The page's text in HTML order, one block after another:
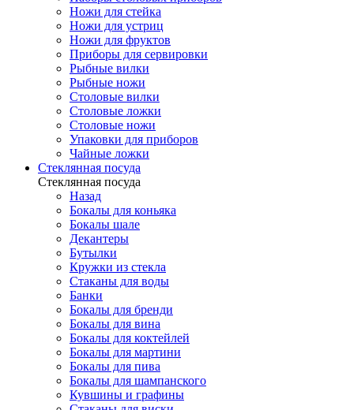
Ножи для стейка
Ножи для устриц
Ножи для фруктов
Приборы для сервировки
Рыбные вилки
Рыбные ножи
Столовые вилки
Столовые ложки
Столовые ножи
Упаковки для приборов
Чайные ложки
Стеклянная посуда
Стеклянная посуда
Назад
Бокалы для коньяка
Бокалы шале
Декантеры
Бутылки
Кружки из стекла
Стаканы для воды
Банки
Бокалы для бренди
Бокалы для вина
Бокалы для коктейлей
Бокалы для мартини
Бокалы для пива
Бокалы для шампанского
Кувшины и графины